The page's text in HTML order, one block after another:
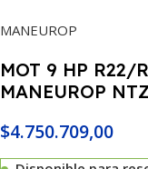
MANEUROP
MOT 9 HP R22/
MANEUROP
$4.750.709,00